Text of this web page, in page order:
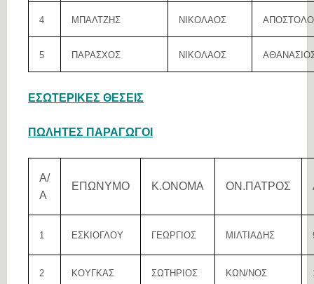
4 ΜΠΑΛΤΖΗΣ ΝΙΚΟΛΑΟΣ
5 ΠΑΡΑΣΧΟΣ ΝΙΚΟΛΑΟΣ
ΕΣΩΤΕΡΙΚΕΣ ΘΕΣΕΙΣ
ΠΩΛΗΤΕΣ ΠΑΡΑΓΩΓΟΙ
Α/
Α
ΕΠΩΝΥΜΟ Κ.ΟΝΟΜΑ ΟΝ.ΠΑΤΡΟΣ
1 ΕΣΚΙΟΓΛΟΥ ΓΕΩΡΓΙΟΣ ΜΙΛΤΙΑΔΗΣ
2 ΚΟΥΓΚΑΣ ΣΩΤΗΡΙΟΣ ΚΩΝ/ΝΟΣ